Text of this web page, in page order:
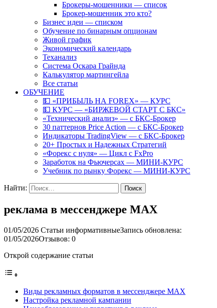
Брокеры-мошенники — список
Брокер-мошенник это кто?
Бизнес идеи — списком
Обучение по бинарным опционам
Живой график
Экономический календарь
Теханализ
Система Оскара Грайнда
Калькулятор мартингейла
Все статьи
ОБУЧЕНИЕ
💵 «ПРИБЫЛЬ НА FOREX» — КУРС
💵 КУРС — «БИРЖЕВОЙ СТАРТ С БКС»
«Технический анализ» — с БКС-Брокер
30 паттернов Price Action — с БКС-Брокер
Индикаторы TradingView — с БКС-Брокер
20+ Простых и Надежных Стратегий
«Форекс с нуля» — Цикл с FxPro
Заработок на Фьючерсах — МИНИ-КУРС
Учебник по рынку Форекс — МИНИ-КУРС
Найти:
реклама в мессенджере MAX
01/05/2026 Статьи информативныеЗапись обновлена:
01/05/2026Отзывов: 0
Открой содержание статьи
Виды рекламных форматов в мессенджере MAX
Настройка рекламной кампании